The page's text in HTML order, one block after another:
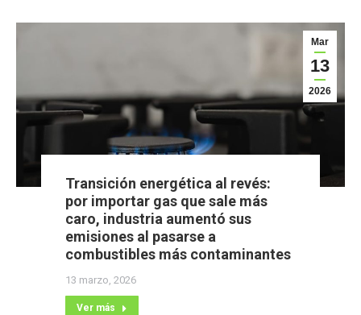
Mar
13
2026
Transición energética al revés:
por importar gas que sale más
caro, industria aumentó sus
emisiones al pasarse a
combustibles más contaminantes
13 marzo, 2026
Ver más